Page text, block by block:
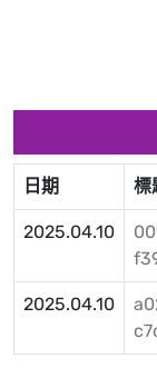
日期 標
2025.04.10
2025.04.10